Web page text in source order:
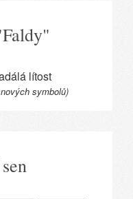
lítost
symbolů)